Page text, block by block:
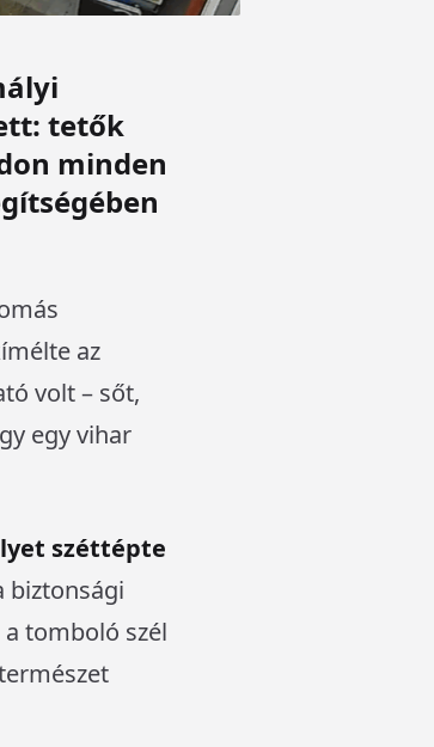
tetők
minden
az
volt – sőt,
egy vihar
széttépte
biztonsági
tomboló szél